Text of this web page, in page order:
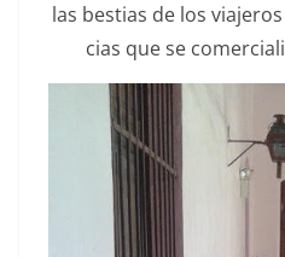
las bes­tias de los
cias que se